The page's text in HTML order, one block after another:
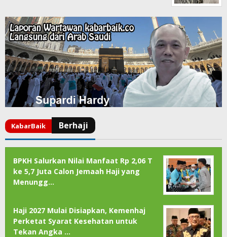
BPKH Salurkan Nilai Manfaat Rp 2,06 T
ke 5,7 Juta Calon Jemaah Haji yang
Menungg…
Haji 2027 Mulai Disiapkan, Kemenhaj
Perketat Syarat Kesehatan untuk
Tekan Angka …